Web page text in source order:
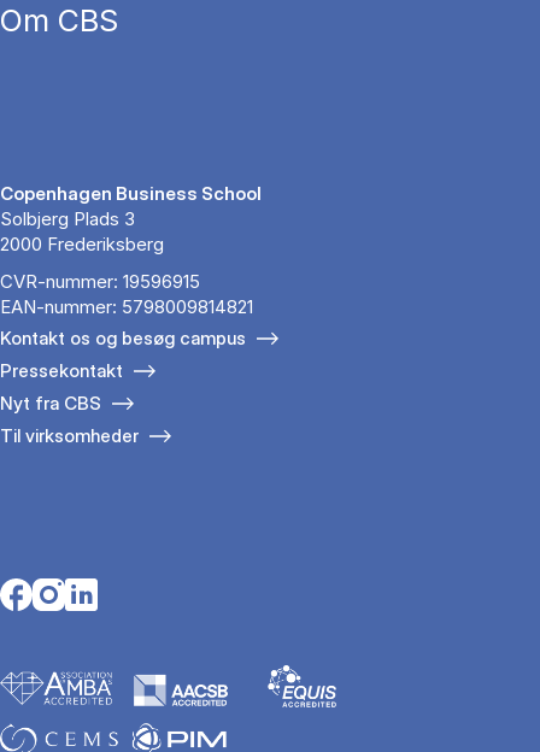
Om CBS
Copenhagen Business School
Solbjerg Plads 3
2000 Frederiksberg
CVR-nummer: 19596915
EAN-nummer: 5798009814821
Kontakt os og besøg campus
Pressekontakt
Nyt fra CBS
Til virksomheder
Opens in a new tab
Opens in a new tab
Opens in a new tab